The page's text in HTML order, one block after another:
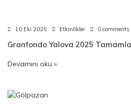
10 Eki 2025 Etkinlikler 0 comments
Granfondo Yalova 2025
Devamını oku »